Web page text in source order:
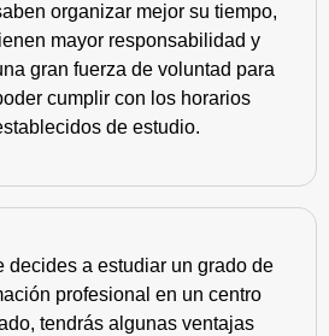
organizar mejor su tiempo,
mayor responsabilidad y
gran fuerza de voluntad para
cumplir con los horarios
de estudio.
decides a estudiar un grado de
profesional en un centro
tendrás algunas ventajas